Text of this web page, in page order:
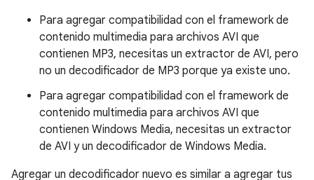
Para agregar compatibilidad con el framework de
contenido multimedia para archivos AVI que
contienen MP3, necesitas un extractor de AVI, pero
no un decodificador de MP3 porque ya existe uno.
Para agregar compatibilidad con el framework de
contenido multimedia para archivos AVI que
contienen Windows Media, necesitas un extractor
de AVI y un decodificador de Windows Media.
Agregar un decodificador nuevo es similar a agregar tus